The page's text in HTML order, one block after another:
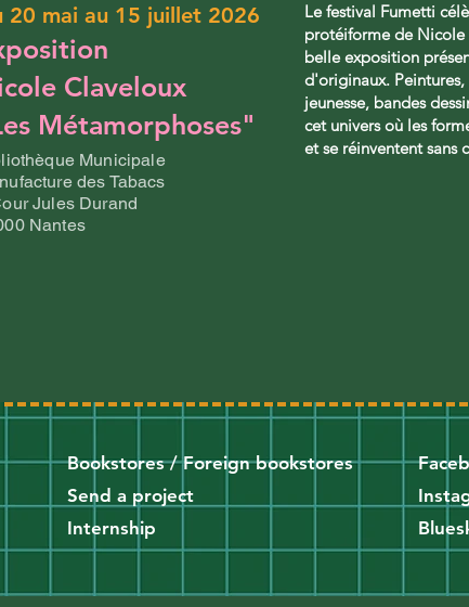
Claveloux
Métamorphoses"
20 mai au 15 juillet 2026
Municipale
des Tabacs
Jules Durand
Nantes
Le festival Fumetti
protéiforme de Nicole
belle exposition
d'originaux.
jeunesse, bandes
cet univers où les
et se réinventent sans
Bookstores / Foreign bookstores
Send a project
Internship